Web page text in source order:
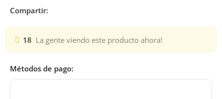
Compartir:
18 La gente viendo este producto ahora!
Métodos de pago: